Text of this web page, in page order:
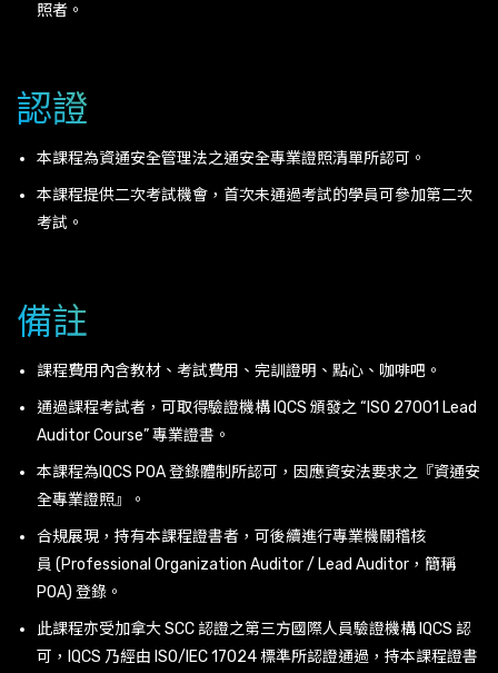
照者。
認證
本課程為資通安全管理法之通安全專業證照清單所認可。
本課程提供二次考試機會，首次未通過考試的學員可參加第二次
考試。
備註
課程費用內含教材、考試費用、完訓證明、點心、咖啡吧。
通過課程考試者，可取得驗證機構 IQCS 頒發之 “ISO 27001 Lead
Auditor Course” 專業證書。
本課程為IQCS POA 登錄體制所認可，因應資安法要求之『資通安
全專業證照』。
合規展現，持有本課程證書者，可後續進行專業機關稽核
員 (Professional Organization Auditor / Lead Auditor，簡稱
POA) 登錄。
此課程亦受加拿大 SCC 認證之第三方國際人員驗證機構 IQCS 認
可，IQCS 乃經由 ISO/IEC 17024 標準所認證通過，持本課程證書